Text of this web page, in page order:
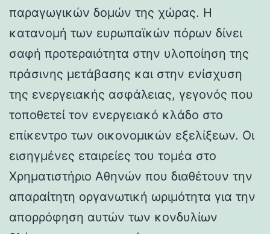
παραγωγικών δομών της χώρας. Η
κατανομή των ευρωπαϊκών πόρων δίνει
σαφή προτεραιότητα στην υλοποίηση της
πράσινης μετάβασης και στην ενίσχυση
της ενεργειακής ασφάλειας, γεγονός που
τοποθετεί τον ενεργειακό κλάδο στο
επίκεντρο των οικονομικών εξελίξεων. Οι
εισηγμένες εταιρείες του τομέα στο
Χρηματιστήριο Αθηνών που διαθέτουν την
απαραίτητη οργανωτική ωριμότητα για την
απορρόφηση αυτών των κονδυλίων